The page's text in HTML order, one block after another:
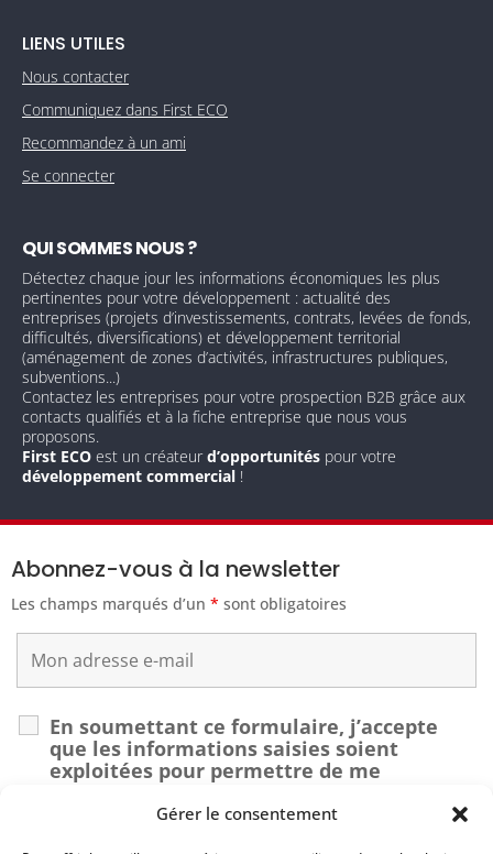
Gérer le consentement
LIENS UTILES
Nous contacter
Communiquez dans First ECO
Recommandez à un ami
Se connecter
QUI SOMMES NOUS ?
Détectez chaque jour les informations économiques les plus
pertinentes pour votre développement : actualité des
entreprises (projets d’investissements, contrats, levées de fonds,
difficultés, diversifications) et développement territorial
(aménagement de zones d’activités, infrastructures publiques,
subventions...)
Contactez les entreprises pour votre prospection B2B grâce aux
contacts qualifiés et à la fiche entreprise que nous vous
proposons.
First ECO est un créateurd’opportunités pour votre
développement commercial !
Abonnez-vous à la newsletter
Les champs marqués d’un * sont obligatoires
En soumettant ce formulaire, j’accepte
que les informations saisies soient
exploitées pour permettre de me